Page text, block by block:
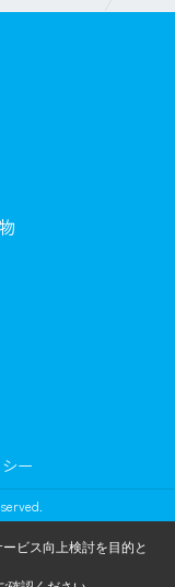
ー
ビス向上検討を目的と